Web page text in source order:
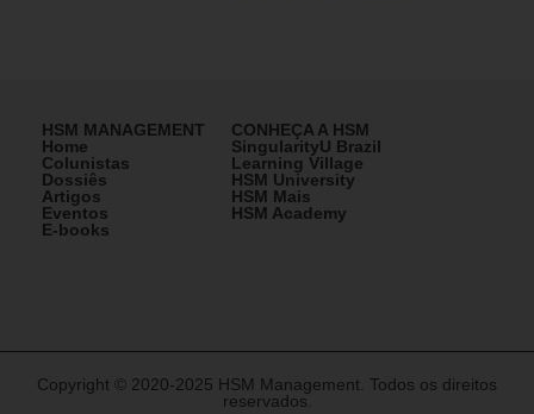
HSM MANAGEMENT
Home
Colunistas
Dossiês
Artigos
Eventos
E-books
CONHEÇA A HSM
SingularityU Brazil
Learning Village
HSM University
HSM Mais
HSM Academy
Copyright © 2020-2025 HSM Management. Todos os direitos
reservados.